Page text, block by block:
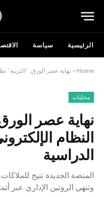
الرئيسية سياسة
Home
» نهاية عصر الورق: “التربية”
محليات
نهاية عصر
النظام
الدراسية
المنصة الجديدة تتيح
وتنهي الروتين الإداري عبر